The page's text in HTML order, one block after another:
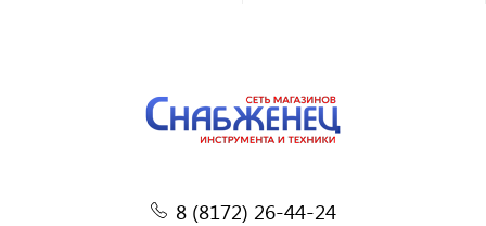
8 (8172) 26-44-24